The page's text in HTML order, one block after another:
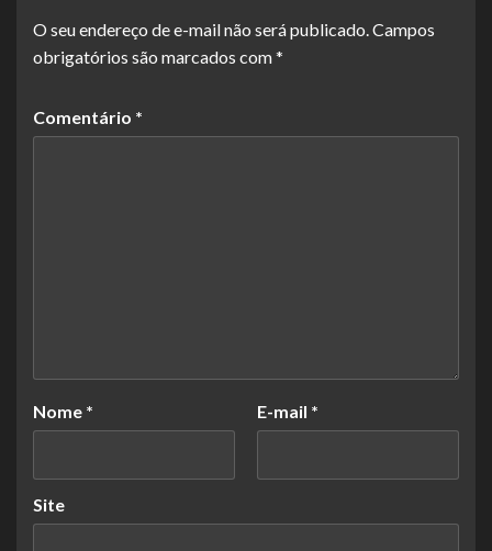
O seu endereço de e-mail não será publicado. Campos
obrigatórios são marcados com*
Comentário *
Nome * E-mail *
Site